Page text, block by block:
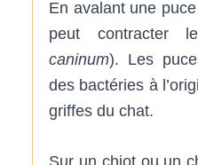
En avalant une
peut contracter
caninum). Les
des bactéries à
griffes du chat.